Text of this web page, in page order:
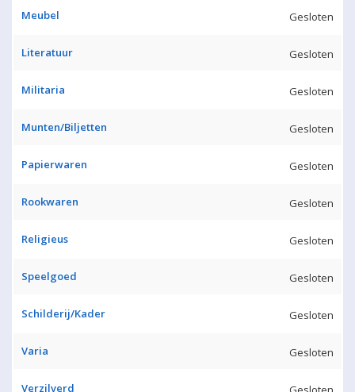
Meubel Gesloten
Literatuur Gesloten
Militaria Gesloten
Munten/Biljetten Gesloten
Papierwaren Gesloten
Rookwaren Gesloten
Religieus Gesloten
Speelgoed Gesloten
Schilderij/Kader Gesloten
Varia Gesloten
Verzilverd